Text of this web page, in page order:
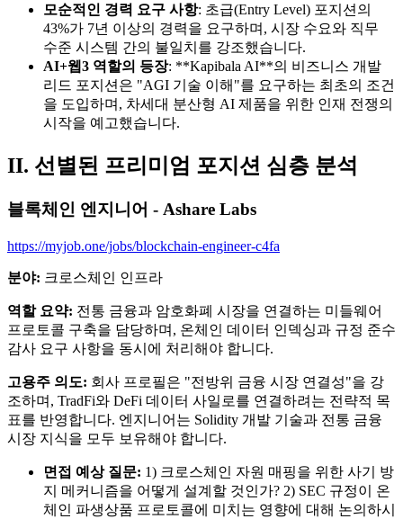
모순적인 경력 요구 사항: 초급(Entry Level) 포지션의
43%가 7년 이상의 경력을 요구하며, 시장 수요와 직무
수준 시스템 간의 불일치를 강조했습니다.
AI+웹3 역할의 등장: **Kapibala AI**의 비즈니스 개발
리드 포지션은 "AGI 기술 이해"를 요구하는 최초의 조건
을 도입하며, 차세대 분산형 AI 제품을 위한 인재 전쟁의
시작을 예고했습니다.
II. 선별된 프리미엄 포지션 심층 분석
블록체인 엔지니어 - Ashare Labs
https://myjob.one/jobs/blockchain-engineer-c4fa
분야: 크로스체인 인프라
역할 요약: 전통 금융과 암호화폐 시장을 연결하는 미들웨어
프로토콜 구축을 담당하며, 온체인 데이터 인덱싱과 규정 준수
감사 요구 사항을 동시에 처리해야 합니다.
고용주 의도: 회사 프로필은 "전방위 금융 시장 연결성"을 강
조하며, TradFi와 DeFi 데이터 사일로를 연결하려는 전략적 목
표를 반영합니다. 엔지니어는 Solidity 개발 기술과 전통 금융
시장 지식을 모두 보유해야 합니다.
면접 예상 질문: 1) 크로스체인 자원 매핑을 위한 사기 방
지 메커니즘을 어떻게 설계할 것인가? 2) SEC 규정이 온
체인 파생상품 프로토콜에 미치는 영향에 대해 논의하시